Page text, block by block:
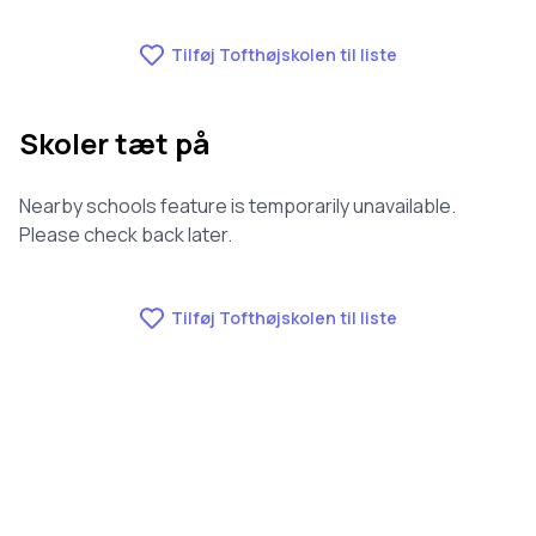
Tilføj Tofthøjskolen til liste
Skoler tæt på
Nearby schools feature is temporarily unavailable.
Please check back later.
Tilføj Tofthøjskolen til liste